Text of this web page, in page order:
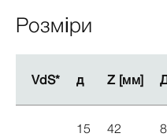
Розміри
VdS* д Z [мм]
VdS* д Z [мм]
15 42